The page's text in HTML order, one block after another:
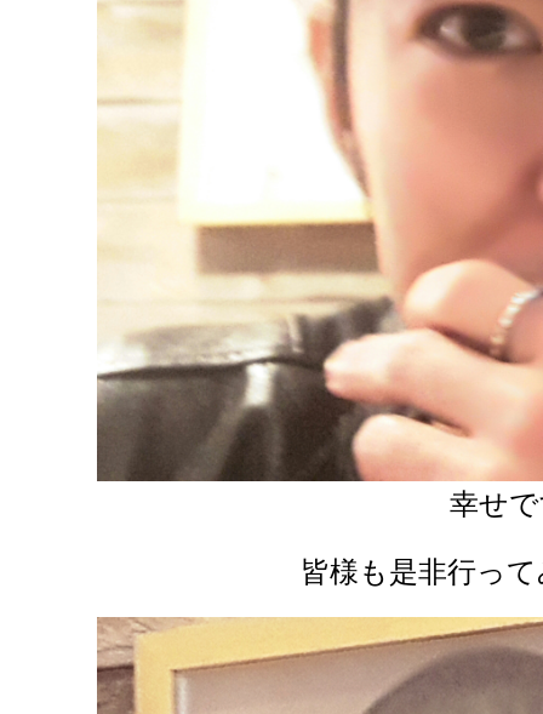
幸せ
皆様も是非行っ